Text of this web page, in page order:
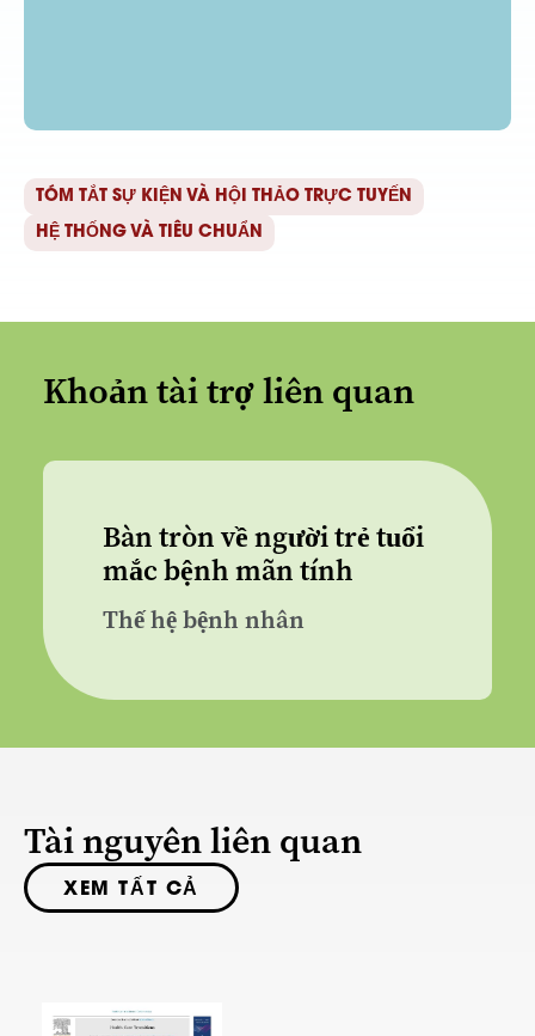
TÓM TẮT SỰ KIỆN VÀ HỘI THẢO TRỰC TUYẾN
HỆ THỐNG VÀ TIÊU CHUẨN
Khoản tài trợ liên quan
Bàn tròn về người trẻ tuổi
mắc bệnh mãn tính
Thế hệ bệnh nhân
Tài nguyên liên quan
XEM TẤT CẢ